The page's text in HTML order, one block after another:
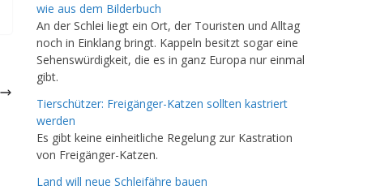
wie aus dem Bilderbuch
An der Schlei liegt ein Ort, der Touristen und Alltag
noch in Einklang bringt. Kappeln besitzt sogar eine
Sehenswürdigkeit, die es in ganz Europa nur einmal
gibt.
Tierschützer: Freigänger-Katzen sollten kastriert
werden
Es gibt keine einheitliche Regelung zur Kastration
von Freigänger-Katzen.
Land will neue Schleifähre bauen